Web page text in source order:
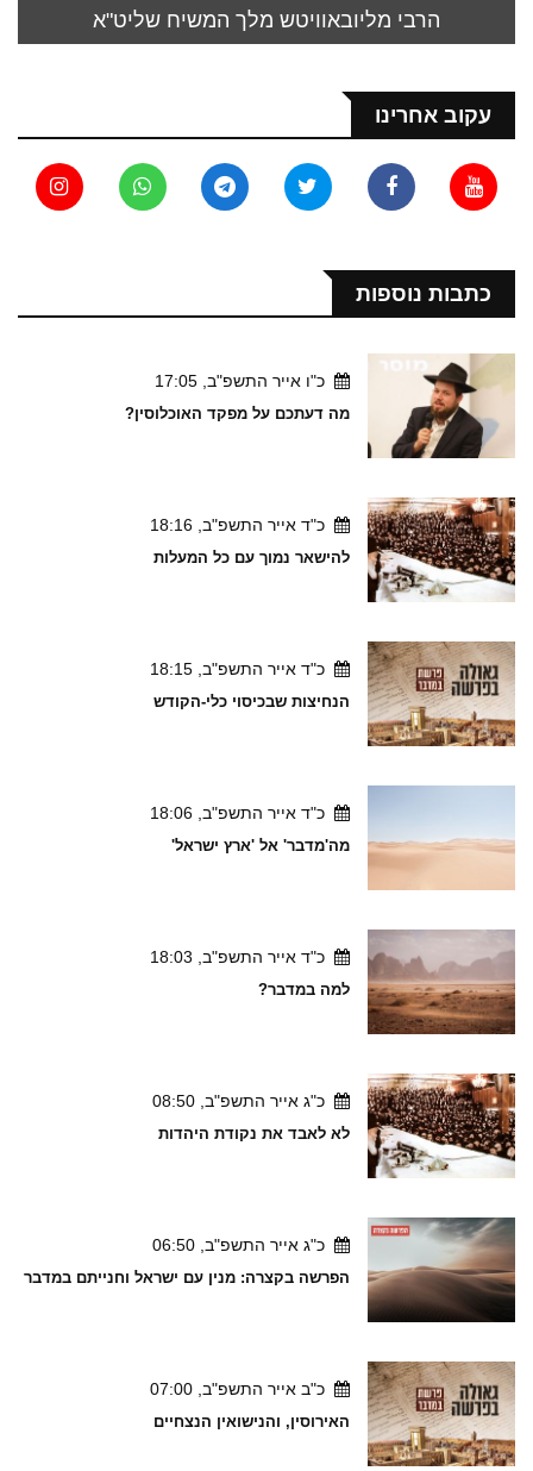
הרבי מליובאוויטש מלך המשיח שליט"א
עקוב אחרינו
כתבות נוספות
כ"ו אייר התשפ"ב, 17:05
מה דעתכם על מפקד האוכלוסין?
כ"ד אייר התשפ"ב, 18:16
להישאר נמוך עם כל המעלות
כ"ד אייר התשפ"ב, 18:15
הנחיצות שבכיסוי כלי-הקודש
כ"ד אייר התשפ"ב, 18:06
מה'מדבר' אל 'ארץ ישראל'
כ"ד אייר התשפ"ב, 18:03
למה במדבר?
כ"ג אייר התשפ"ב, 08:50
לא לאבד את נקודת היהדות
כ"ג אייר התשפ"ב, 06:50
הפרשה בקצרה: מנין עם ישראל וחנייתם במדבר
כ"ב אייר התשפ"ב, 07:00
האירוסין, והנישואין הנצחיים